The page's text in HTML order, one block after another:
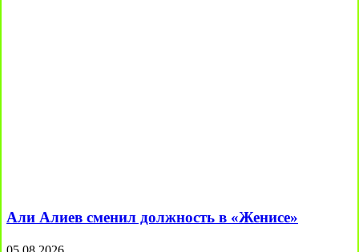
Али Алиев сменил должность в «Женисе»